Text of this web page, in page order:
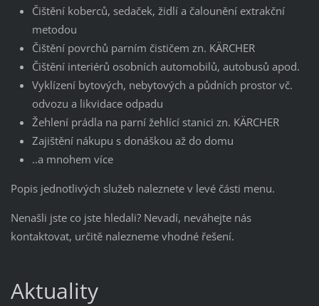
Čištění koberců, sedaček, židlí a čalounění extrakční
metodou
Čištění povrchů parním čističem zn. KÄRCHER
Čištění interiérů osobních automobilů, autobusů apod.
Vyklízení bytových, nebytových a půdních prostor vč.
odvozu a likvidace odpadu
Žehlení prádla na parní žehlící stanici zn. KÄRCHER
Zajištění nákupu s donáškou až do domu
..a mnohem více
Popis jednotlivých služeb naleznete v levé části menu.
Nenašli jste co jste hledali? Nevadí, neváhejte nás
kontaktovat, určitě nalezneme vhodné řešení.
Aktuality